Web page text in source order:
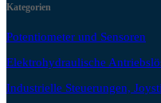
Kategorien
Potentiometer und Sensoren
Elektrohydraulische
Industrielle Steuerungen,